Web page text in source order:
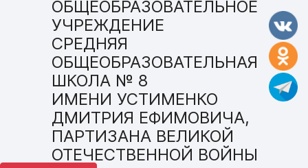
ОБЩЕОБРАЗОВАТЕЛЬНОЕ
УЧРЕЖДЕНИЕ
СРЕДНЯЯ
ОБЩЕОБРАЗОВАТЕЛЬНАЯ
ШКОЛА № 8
ИМЕНИ УСТИМЕНКО
ДМИТРИЯ ЕФИМОВИЧА,
ПАРТИЗАНА ВЕЛИКОЙ
ОТЕЧЕСТВЕННОЙ ВОЙНЫ